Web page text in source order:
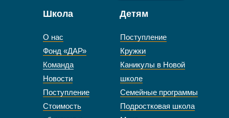
Школа Детям
О нас
Фонд «ДАР»
Команда
Новости
Поступление
Стоимость
Поступление
Кружки
Каникулы в Новой
школе
Семейные программы
Подростковая школа